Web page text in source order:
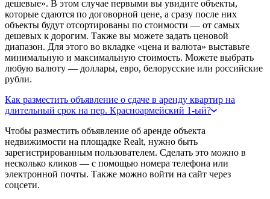
дешевые». В этом случае первыми вы увидите объекты,
которые сдаются по договорной цене, а сразу после них
объекты будут отсортированы по стоимости — от самых
дешевых к дорогим. Также вы можете задать ценовой
диапазон. Для этого во вкладке «цена и валюта» выставьте
минимальную и максимальную стоимость. Можете выбрать
любую валюту — доллары, евро, белорусские или российские
рубли.
Как разместить объявление о сдаче в аренду квартир на
длительный срок на пер. Красноармейский 1-ый?
Чтобы разместить объявление об аренде объекта
недвижимости на площадке Realt, нужно быть
зарегистрированным пользователем. Сделать это можно в
несколько кликов — с помощью номера телефона или
электронной почты. Также можно войти на сайт через
соцсети.